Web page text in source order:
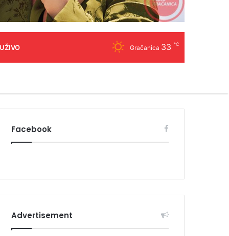
Gračanica 33 ℃
Facebook
Advertisement